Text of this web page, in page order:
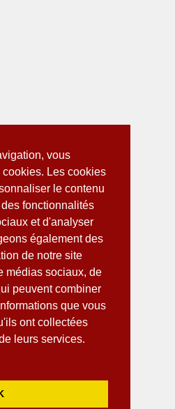
vous
Les cookies
le contenu
fonctionnalités
et d'analyser
également des
de notre site
médias sociaux, de
peuvent combiner
que vous
ont collectées
leurs services.